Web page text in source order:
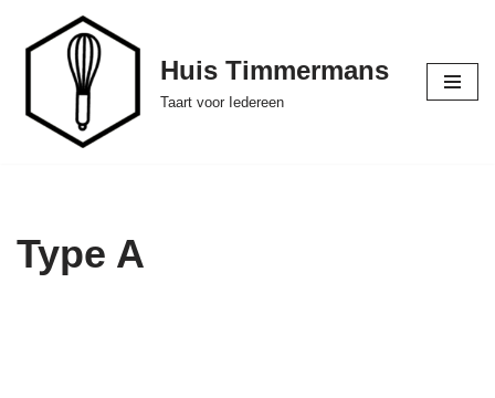
de
inhoud
Huis Timmermans
Taart voor Iedereen
Type A